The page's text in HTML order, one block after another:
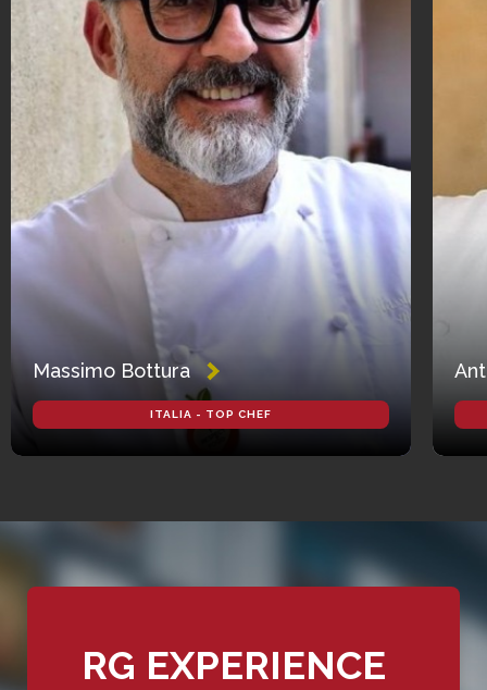
Massimo Bottura
ITALIA - TOP CHEF
RG EXPERIENCE